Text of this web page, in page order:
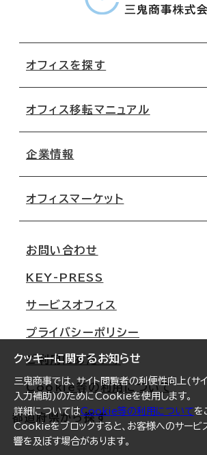
クッキーに関するお知らせ
三鬼商事では、サイト閲覧者の利便性向上(サ
入力補助)のためにCookieを使用します。
詳細についてはCookie等の利用についてを
Cookieをブロックすると、お客様へのサービ
響を及ぼす場合があります。
オフィスを探す
地図から探す
路線・駅から探す
オフィス移転マニュアル
移転コストシミュレーション
移転スケジュール
オフィス移転Q&A
企業情報
オフィスマーケット
大阪
名古屋
札幌
仙台
横浜
福岡
オフィスリポート
お問い合わせ
KEY-PRESS
サービスオフィス
プライバシーポリシー
ご利用にあたって
Cookie等の利用について
都道府県から探す